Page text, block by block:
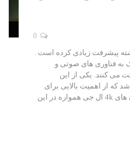
0
پیشرفت زیادی کرده است .
به فناوری های صوتی و
می کنند. یکی از این
که از اهمیت بالایی برای
مشتری برخوردار است .تلوزیون های 4k ال جی همواره در این